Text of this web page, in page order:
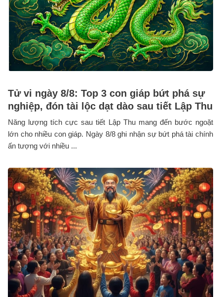
Tử vi ngày 8/8: Top 3 con giáp bứt phá sự
nghiệp, đón tài lộc dạt dào sau tiết Lập Thu
Năng lượng tích cực sau tiết Lập Thu mang đến bước ngoặt
lớn cho nhiều con giáp. Ngày 8/8 ghi nhận sự bứt phá tài chính
ấn tượng với nhiều ...